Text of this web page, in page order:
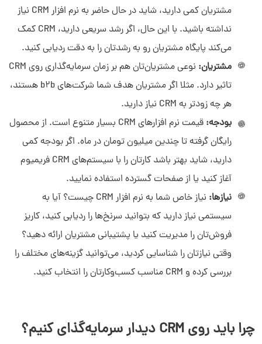
مشتریان کمی دارید، شاید در حال حاضر به نرم افزار CRM نیاز
نداشته باشید. با این حال، اگر رشد سریعی دارید، CRM کمک
می‌کند پایگاه مشتریان رو به رشدتان را به دقت ردیابی کنید.
مشتریان:
نوعی مشتریان‌تان هم بر زمان سرمایه‌گذاری روی CRM
تاثیر دارد. مثلا اگر مشتریان هدف شما شرکت‌های b2b هستند،
هر چه زودتر به CRM نیاز دارید.
بودجه:
قیمت نرم افزارهای CRM بسیار متنوع است. از محصول
رایگان گرفته تا چندین میلیون تومان در ماه. اگر بودجه کمی
دارید، شاید بهتر باشد کارتان را با سیستم‌های CRM فریمیوم
آغاز کنید یا از صفحات گسترده استفاده نمایید.
نیازها:
نیاز خاص شما به نرم افزار CRM چیست؟ آیا به
سیستمی نیاز دارید که بتوانید سرنخ‌ها را ردیابی کنید، کاریز
فروش‌تان را مدیریت کنید یا پشتیبانی مشتریان ارائه دهید؟
وقتی نیازتان را شناسایی کردید، می‌توانید گزینه‌های مختلف را
بررسی کرده و CRM مناسب کسب‌وکارتان را انتخاب کنید.
چرا باید روی CRM دیدار سرمایه‌گذای کنیم؟